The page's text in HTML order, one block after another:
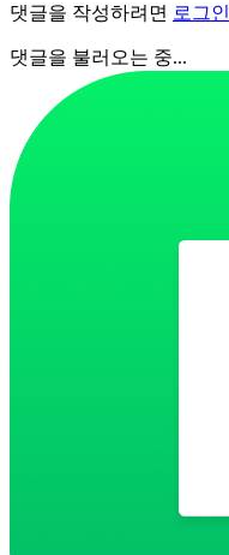
댓글을 작성하려면 로그인
댓글을 불러오는 중...